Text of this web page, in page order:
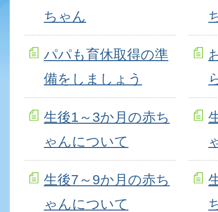
ちゃん
パパも育休取得の準
備をしましょう
生後1～3か月の赤ち
ゃんについて
生後7～9か月の赤ち
ゃんについて